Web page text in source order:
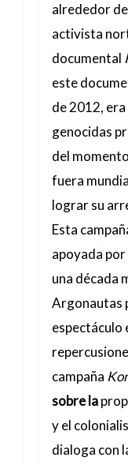
alrededor
activista
documental
este
de 2012, era
genocidas
del
fuera
lograr su
Esta
apoyada
una década
Argonautas
espectáculo
campaña
sobre la
y el
dialoga con